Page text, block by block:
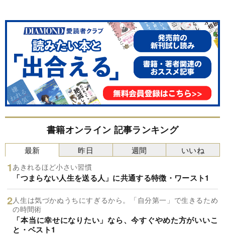
書籍オンライン 記事ランキング
最新
あきれるほど小さい習慣
「つまらない人生を送る人」に共通する特徴・ワースト1
人生は気づかぬうちにすぎるから。「自分第一」で生きるため
の時間術
「本当に幸せになりたい」なら、今すぐやめた方がいいこ
と・ベスト1
昨日 週間 いいね